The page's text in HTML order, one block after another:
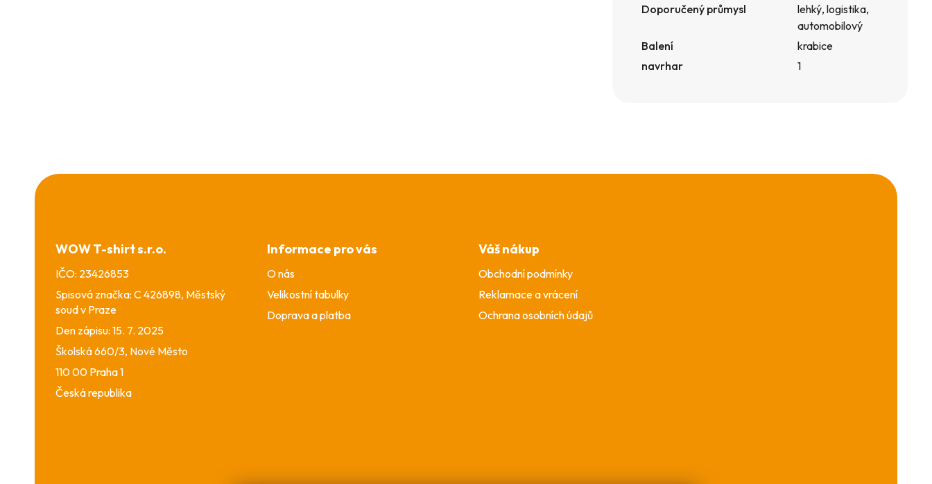
Doporučený průmysl
lehký, logistika,
automobilový
Balení
krabice
navrhar
1
Z
WOW T-shirt s.r.o.
IČO: 23426853
Spisová značka: C 426898, Městský
soud v Praze
Den zápisu: 15. 7. 2025
Školská 660/3, Nové Město
110 00 Praha 1
Česká republika
Informace pro vás
O nás
Velikostní tabulky
Doprava a platba
Váš nákup
Obchodní podmínky
Reklamace a vrácení
Ochrana osobních údajů